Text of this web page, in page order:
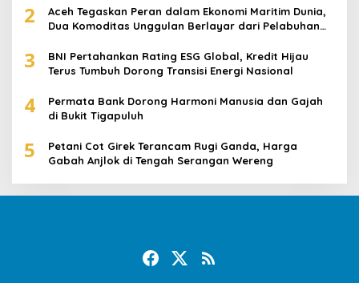
2
Aceh Tegaskan Peran dalam Ekonomi Maritim Dunia,
Dua Komoditas Unggulan Berlayar dari Pelabuhan
3
BNI Pertahankan Rating ESG Global, Kredit Hijau
Terus Tumbuh Dorong Transisi Energi Nasional
4
Permata Bank Dorong Harmoni Manusia dan Gajah
di Bukit Tigapuluh
5
Petani Cot Girek Terancam Rugi Ganda, Harga
Gabah Anjlok di Tengah Serangan Wereng